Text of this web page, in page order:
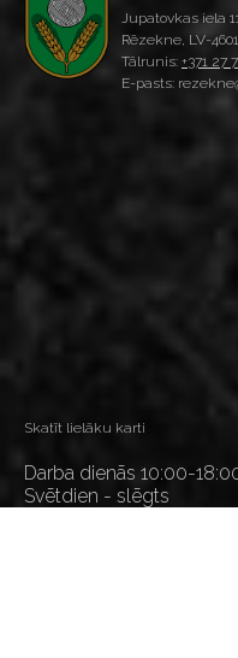
Jupatovkas iela
Rēzekne, LV-4601
Tālrunis: +371 27
E-pasts:
Skatīt lielāku karti
Darba dienās 10:00-
Svētdien - slēgts